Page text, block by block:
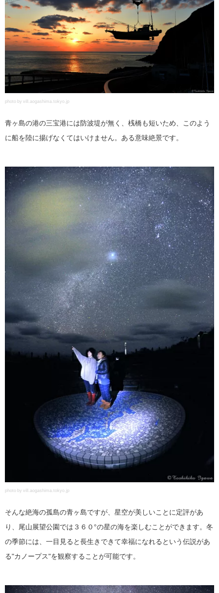
photo by vill.aogashima.tokyo.jp
青ヶ島の港の三宝港には防波堤が無く、桟橋も短いため、このよう
に船を陸に揚げなくてはいけません。ある意味絶景です。
photo by vill.aogashima.tokyo.jp
そんな絶海の孤島の青ヶ島ですが、星空が美しいことに定評があ
り、尾山展望公園では３６０°の星の海を楽しむことができます。冬
の季節には、一目見ると長生きできて幸福になれるという伝説があ
る"カノープス"を観察することが可能です。